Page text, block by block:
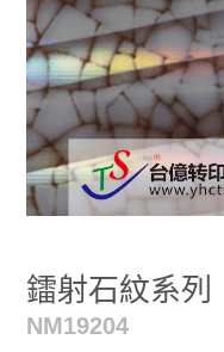
鐳射石紋系列
NM19204